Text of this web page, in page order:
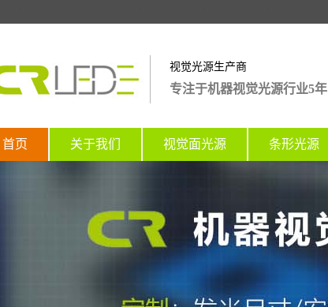
视觉光源生产商
专注于机器视觉光源行业5年
首页 关于我们 视觉面光源 条形光源